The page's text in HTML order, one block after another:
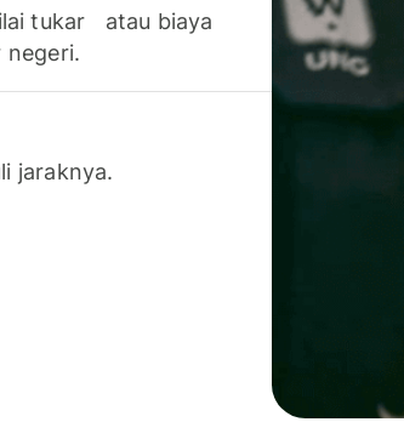
tukar atau biaya
negeri.
jaraknya.